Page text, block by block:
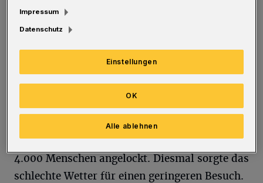
fand traditionell auf der Hardt statt.
Zahlreiche historisch kostümierte
Laienschauspieler hatten der mehrstündigen
Prozession einen opulenten Rahmen verliehen.
Im vergangenen Jahr hatte die Prozession rund
4.000 Menschen angelockt. Diesmal sorgte das
schlechte Wetter für einen geringeren Besuch.
Impressum
Datenschutz
Einstellungen
Alle ablehnen
OK